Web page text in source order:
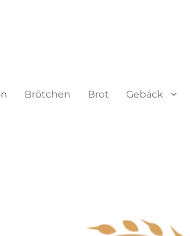
Brötchen Brot Gebäck